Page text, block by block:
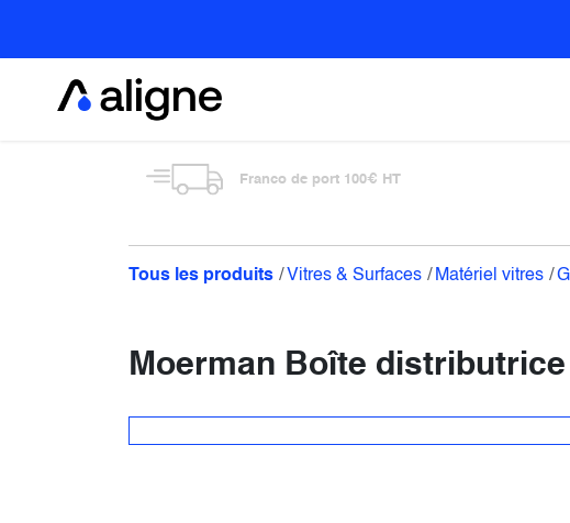
Franco de port 100€ HT
Tous les produits Vitres & Surfaces Matériel vitres
Moerman Boîte